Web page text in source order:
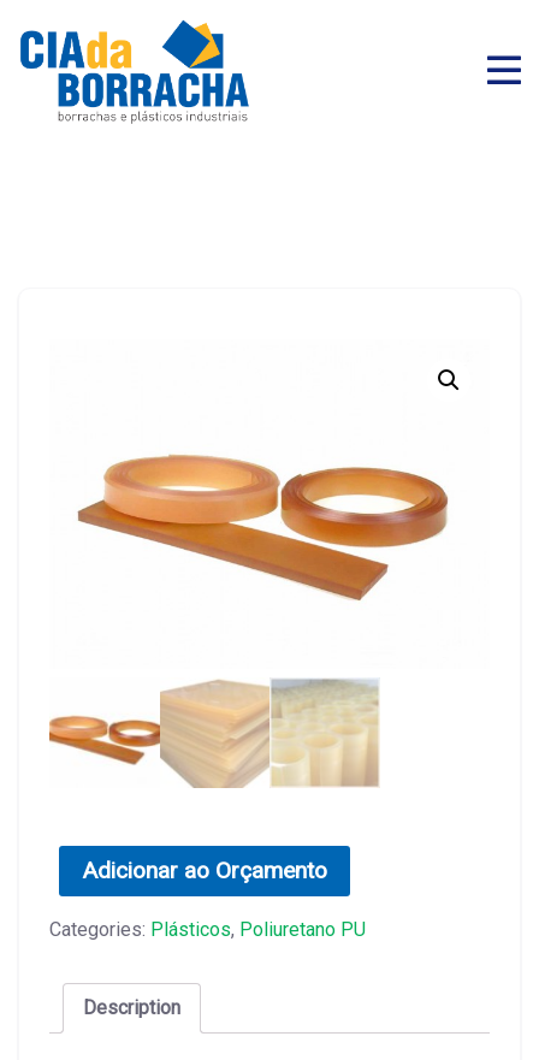
Adicionar ao Orçamento
Categories: Plásticos, Poliuretano PU
Description